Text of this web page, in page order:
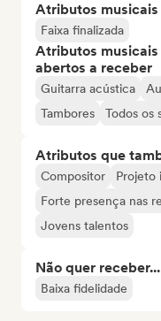
Atributos
Faixa finalizada
Atributos
abertos a receber
Guitarra acústica
Tambores
Todos os
Atributos que
Compositor
Projeto
Forte presença nas
Jovens talentos
Não quer receber...
Baixa fidelidade